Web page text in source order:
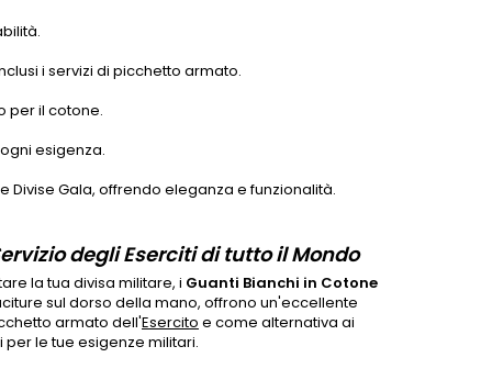
i servizi di picchetto armato.
per il cotone.
esigenza.
Divise Gala, offrendo eleganza e funzionalità.
degli Eserciti di tutto il Mondo
la tua divisa militare, i Guanti Bianchi in Cotone
sul dorso della mano, offrono un'eccellente
armato dell'Esercito e come alternativa ai
per le tue esigenze militari.